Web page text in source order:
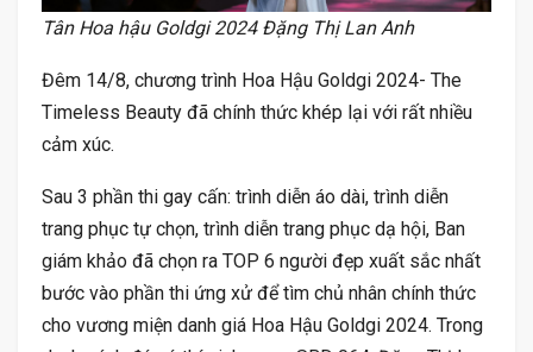
Tân Hoa hậu Goldgi 2024 Đặng Thị Lan Anh
Đêm 14/8, chương trình Hoa Hậu Goldgi 2024- The
Timeless Beauty đã chính thức khép lại với rất nhiều
cảm xúc.
Sau 3 phần thi gay cấn: trình diễn áo dài, trình diễn
trang phục tự chọn, trình diễn trang phục dạ hội, Ban
giám khảo đã chọn ra TOP 6 người đẹp xuất sắc nhất
bước vào phần thi ứng xử để tìm chủ nhân chính thức
cho vương miện danh giá Hoa Hậu Goldgi 2024. Trong